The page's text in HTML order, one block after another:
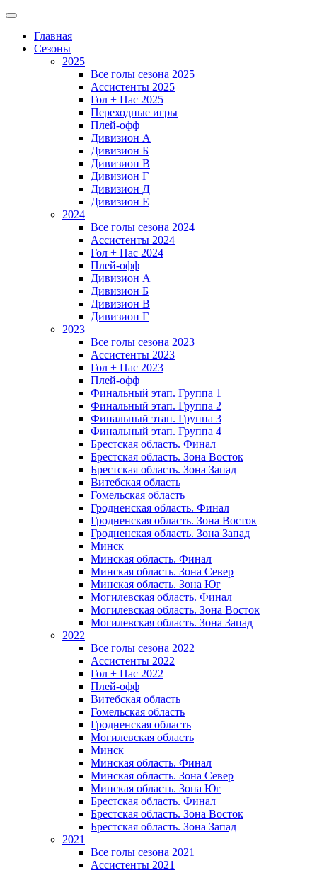
Главная
Сезоны
2025
Все голы сезона 2025
Ассистенты 2025
Гол + Пас 2025
Переходные игры
Плей-офф
Дивизион A
Дивизион Б
Дивизион В
Дивизион Г
Дивизион Д
Дивизион Е
2024
Все голы сезона 2024
Ассистенты 2024
Гол + Пас 2024
Плей-офф
Дивизион A
Дивизион Б
Дивизион В
Дивизион Г
2023
Все голы сезона 2023
Ассистенты 2023
Гол + Пас 2023
Плей-офф
Финальный этап. Группа 1
Финальный этап. Группа 2
Финальный этап. Группа 3
Финальный этап. Группа 4
Брестская область. Финал
Брестская область. Зона Восток
Брестская область. Зона Запад
Витебская область
Гомельская область
Гродненская область. Финал
Гродненская область. Зона Восток
Гродненская область. Зона Запад
Минск
Минская область. Финал
Минская область. Зона Север
Минская область. Зона Юг
Могилевская область. Финал
Могилевская область. Зона Восток
Могилевская область. Зона Запад
2022
Все голы сезона 2022
Ассистенты 2022
Гол + Пас 2022
Плей-офф
Витебская область
Гомельская область
Гродненская область
Могилевская область
Минск
Mинская область. Финал
Минская область. Зона Север
Минская область. Зона Юг
Брестская область. Финал
Брестская область. Зона Восток
Брестская область. Зона Запад
2021
Все голы сезона 2021
Ассистенты 2021